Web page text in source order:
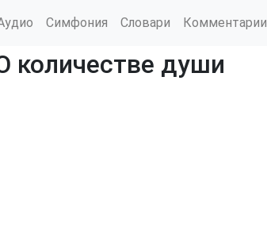
Симфония Словари Комментарии
количестве души